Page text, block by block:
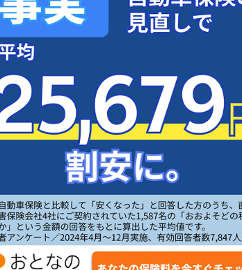
に回答いただくことで、抽選で100名様にデジ
です。
金）17：30
防災模試のリニューアル